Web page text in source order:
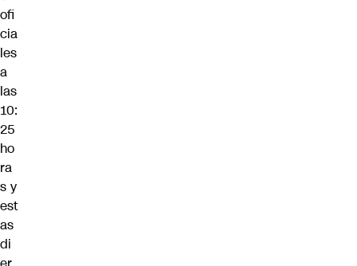
ofi
cia
les
a
las
10:
25
ho
ra
s y
est
as
di